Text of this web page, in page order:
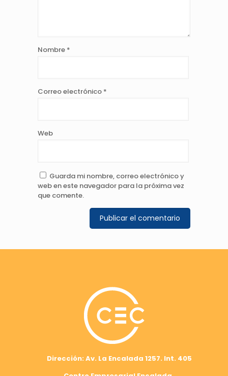
Nombre *
Correo electrónico *
Web
Guarda mi nombre, correo electrónico y
web en este navegador para la próxima vez
que comente.
Dirección: Av. La Encalada 1257. Int. 405